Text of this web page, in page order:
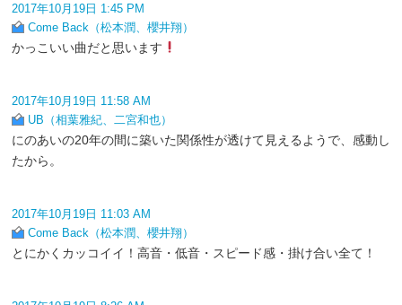
2017年10月19日 1:45 PM
Come Back（松本潤、櫻井翔）
かっこいい曲だと思います
2017年10月19日 11:58 AM
UB（相葉雅紀、二宮和也）
にのあいの20年の間に築いた関係性が透けて見えるようで、感動し
たから。
2017年10月19日 11:03 AM
Come Back（松本潤、櫻井翔）
とにかくカッコイイ！高音・低音・スピード感・掛け合い全て！